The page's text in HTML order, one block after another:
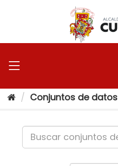
Conjuntos de datos